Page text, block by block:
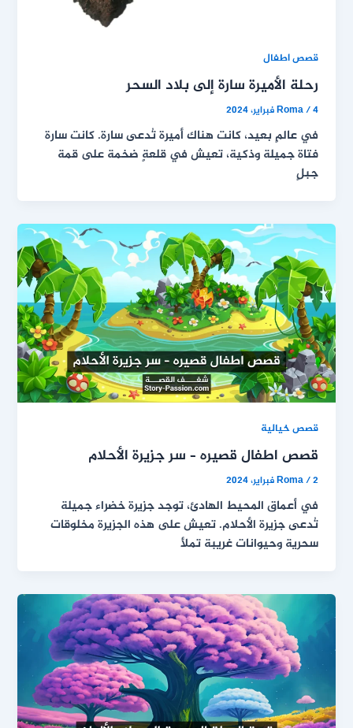
قصص اطفال
رحلة الأميرة سارة إلى بلاد السحر
Roma/4 فبراير، 2024
في عالمٍ بعيد، كانت هناك أميرة تُدعى سارة. كانت سارة
فتاة جميلة وذكية، تعيش في قلعةٍ ضخمة على قمة
جبلٍ
قصص خيالية
قصص اطفال قصيره – سر جزيرة الأحلام
Roma/2 فبراير، 2024
في أعماق المحيط الهادئ، توجد جزيرة خضراء جميلة
تُدعى جزيرة الأحلام. تعيش على هذه الجزيرة مخلوقات
سحرية وحيوانات غريبة تملأ